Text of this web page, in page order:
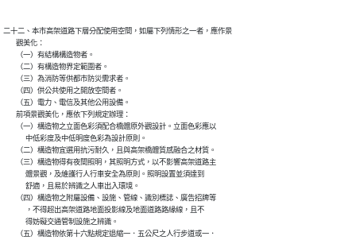
二十二、本市高架道路下層分配使用空間，如屬下列情形之一者，應作景
        觀美化：
        （一）有結構構造物者。
        （二）有構造物界定範圍者。
        （三）為消防等供都市防災需求者。
        （四）供公共使用之開放空間者。
        （五）電力、電信及其他公用設備。
        前項景觀美化，應依下列規定辦理：
        （一）構造物之立面色彩須配合橋體原外觀設計。立面色彩應以
              中低彩度及中低明度色彩為設計原則。
        （二）構造物宜選用抗污耐久，且與高架橋體質感融合之材質。
        （三）構造物得有夜間照明，其照明方式，以不影響高架道路主
              體景觀，及維護行人行車安全為原則。照明設置並須達到
              舒適，且易於辨識之人車出入環境。
        （四）構造物之附屬設備、設施、管線、識別標誌、廣告招牌等
              ，不得超出高架道路地面投影線及地面道路路緣線，且不
              得妨礙交通管制設施之辨識。
        （五）構造物依第十六點規定退縮一．五公尺之人行步道或一．